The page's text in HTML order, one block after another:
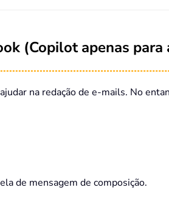
(Copilot apenas para
na redação de e-mails. No
de mensagem de composição.